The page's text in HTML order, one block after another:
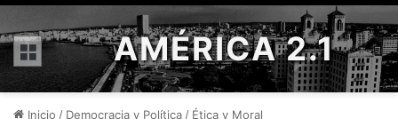
Menú AMÉRICA 2.1
Inicio / Democracia y Política / Ética y Moral